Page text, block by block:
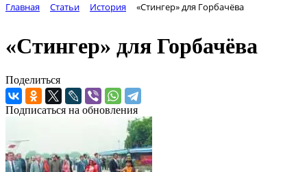
Главная Статьи История «Стингер» для Горбачёва
«Стингер» для Горбачёва
Поделиться
Подписаться на обновления